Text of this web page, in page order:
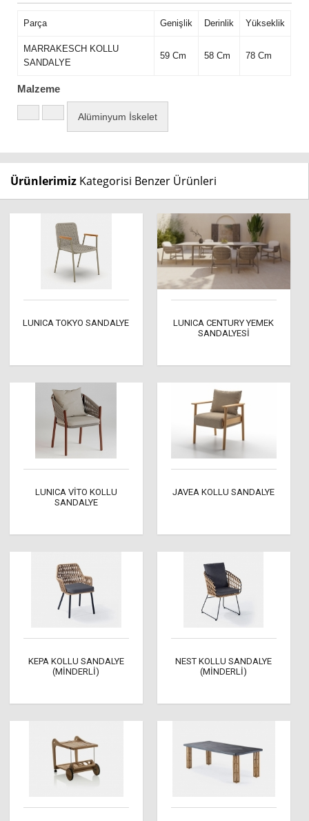
Parça Genişlik Derinlik Yükseklik
MARRAKESCH KOLLU
SANDALYE
59 Cm 58 Cm 78 Cm
Malzeme
Alüminyum İskelet
Ürünlerimiz Kategorisi Benzer Ürünleri
LUNICA TOKYO SANDALYE
LUNICA CENTURY YEMEK
SANDALYESİ
LUNICA VİTO KOLLU
SANDALYE
JAVEA KOLLU SANDALYE
KEPA KOLLU SANDALYE
(MİNDERLİ)
NEST KOLLU SANDALYE
(MİNDERLİ)